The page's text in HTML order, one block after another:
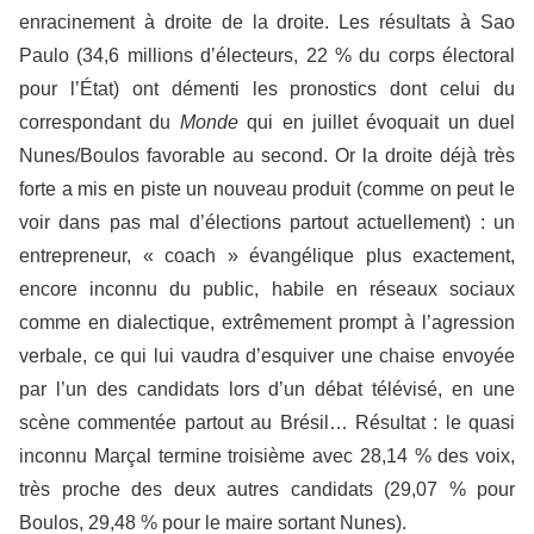
enracinement à droite de la droite. Les résultats à Sao
Paulo (34,6 millions d’électeurs, 22 % du corps électoral
pour l’État) ont démenti les pronostics dont celui du
correspondant du Mondequi en juillet évoquait un duel
Nunes/Boulos favorable au second. Or la droite déjà très
forte a mis en piste un nouveau produit (comme on peut le
voir dans pas mal d’élections partout actuellement) : un
entrepreneur, « coach » évangélique plus exactement,
encore inconnu du public, habile en réseaux sociaux
comme en dialectique, extrêmement prompt à l’agression
verbale, ce qui lui vaudra d’esquiver une chaise envoyée
par l’un des candidats lors d’un débat télévisé, en une
scène commentée partout au Brésil… Résultat : le quasi
inconnu Marçal termine troisième avec 28,14 % des voix,
très proche des deux autres candidats (29,07 % pour
Boulos, 29,48 % pour le maire sortant Nunes).